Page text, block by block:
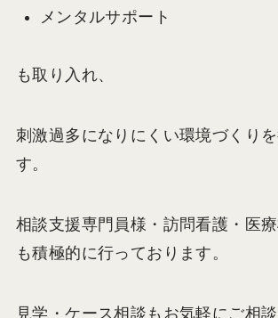
メンタルサポート
も取り入れ、
刺激過多になりにくい環境づくり
す。
相談支援専門員様・訪問看護・医
も積極的に行っております。
見学・ケース相談もお気軽にご相談